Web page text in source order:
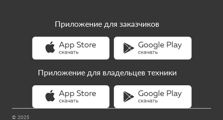
© 2025
Приложение для заказчиков
Приложение для владельцев техники